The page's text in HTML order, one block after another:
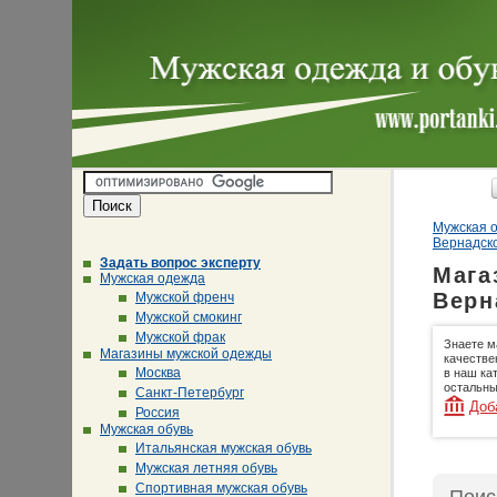
Задать вопрос эксперту
Мужская одежда
Мужской френч
Мужской смокинг
Мужской фрак
Магазины мужской одежды
Москва
Санкт-Петербург
Россия
Мужская обувь
Итальянская мужская обувь
Мужская летняя обувь
Спортивная мужская обувь
Мужская
Знаете
в наш